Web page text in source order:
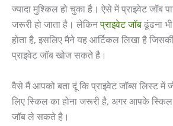
ज्यादा मुश्किल हो चुका है। ऐसे में प्राइवेट जॉब
जरूरी हो जाता है। लेकिनप्राइवेट जॉब ढूंढना
होता है, इसलिए मैने यह आर्टिकल लिखा है
प्राइवेट जॉब खोज सकते है।
वैसे मैं आपको बता दूं कि प्राइवेट जॉब्स लिस्ट में
लिए स्किल का होना जरूरी है, अगर आपके
जॉब ले सकते है।